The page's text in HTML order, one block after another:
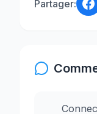
Partager: